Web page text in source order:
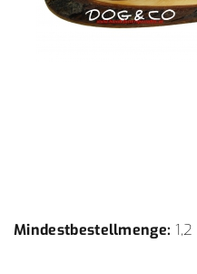
Mindestbestellmenge: 1,2